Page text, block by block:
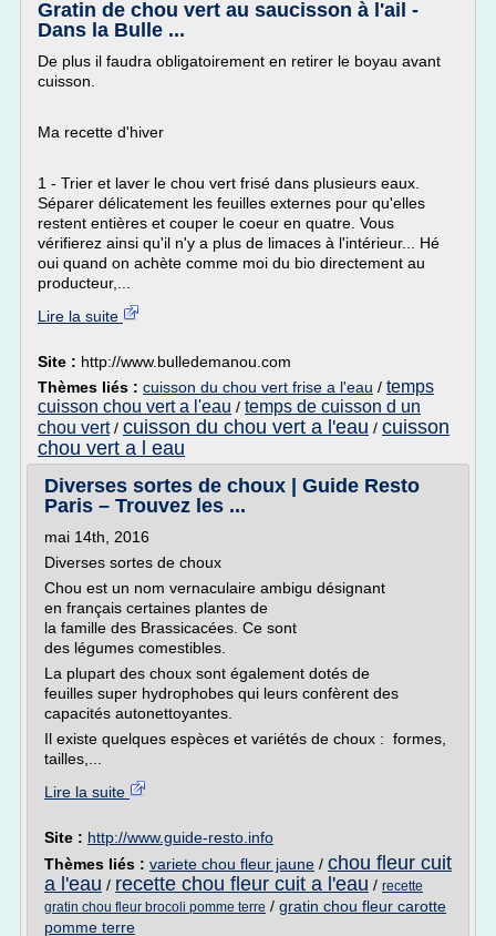
Gratin de chou vert au saucisson à l'ail -
Dans la Bulle ...
De plus il faudra obligatoirement en retirer le boyau avant
cuisson.
Ma recette d'hiver
1 - Trier et laver le chou vert frisé dans plusieurs eaux.
Séparer délicatement les feuilles externes pour qu'elles
restent entières et couper le coeur en quatre. Vous
vérifierez ainsi qu'il n'y a plus de limaces à l'intérieur... Hé
oui quand on achète comme moi du bio directement au
producteur,...
Lire la suite
Site : http://www.bulledemanou.com
Thèmes liés : cuisson du chou vert frise a l'eau / temps
cuisson chou vert a l'eau / temps de cuisson d un
chou vert/ cuisson du chou vert a l'eau / cuisson
chou vert a l eau
Diverses sortes de choux | Guide Resto
Paris – Trouvez les ...
mai 14th, 2016
Diverses sortes de choux
Chou est un nom vernaculaire ambigu désignant
en français certaines plantes de
la famille des Brassicacées. Ce sont
des légumes comestibles.
La plupart des choux sont également dotés de
feuilles super hydrophobes qui leurs confèrent des
capacités autonettoyantes.
Il existe quelques espèces et variétés de choux : formes,
tailles,...
Lire la suite
Site : http://www.guide-resto.info
Thèmes liés : variete chou fleur jaune / chou fleur cuit
a l'eau / recette chou fleur cuit a l'eau / recette
gratin chou fleur brocoli pomme terre / gratin chou fleur carotte
pomme terre